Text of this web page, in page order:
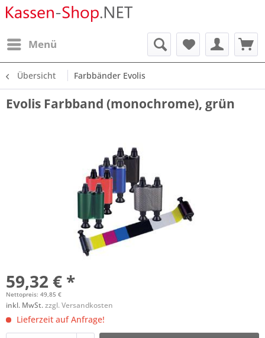
Menü
Übersicht Farbbänder Evolis
Evolis Farbband (monochrome), grün
59,32 € *
Nettopreis: 49,85 €
inkl. MwSt.zzgl. Versandkosten
Lieferzeit auf Anfrage!